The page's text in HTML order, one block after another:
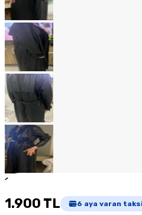
1
1.900 TL 6 aya varan